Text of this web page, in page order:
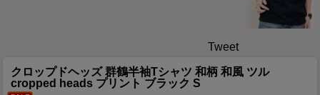
Tweet
クロップドヘッズ 群鶴半袖Tシャツ 和柄 和風 ツル
cropped heads プリント ブラック S